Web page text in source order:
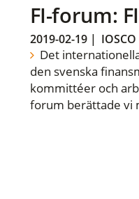
FI-forum:
2019-02-19| IOSCO
Det
den svenska
kommittéer och
forum berättade vi